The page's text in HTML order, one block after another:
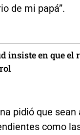
de mi papá”.
insiste en que el
pidió que sean
como